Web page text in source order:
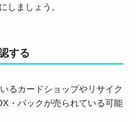
しましょう。
する
るカードショップやリサイク
・パックが売られている可能